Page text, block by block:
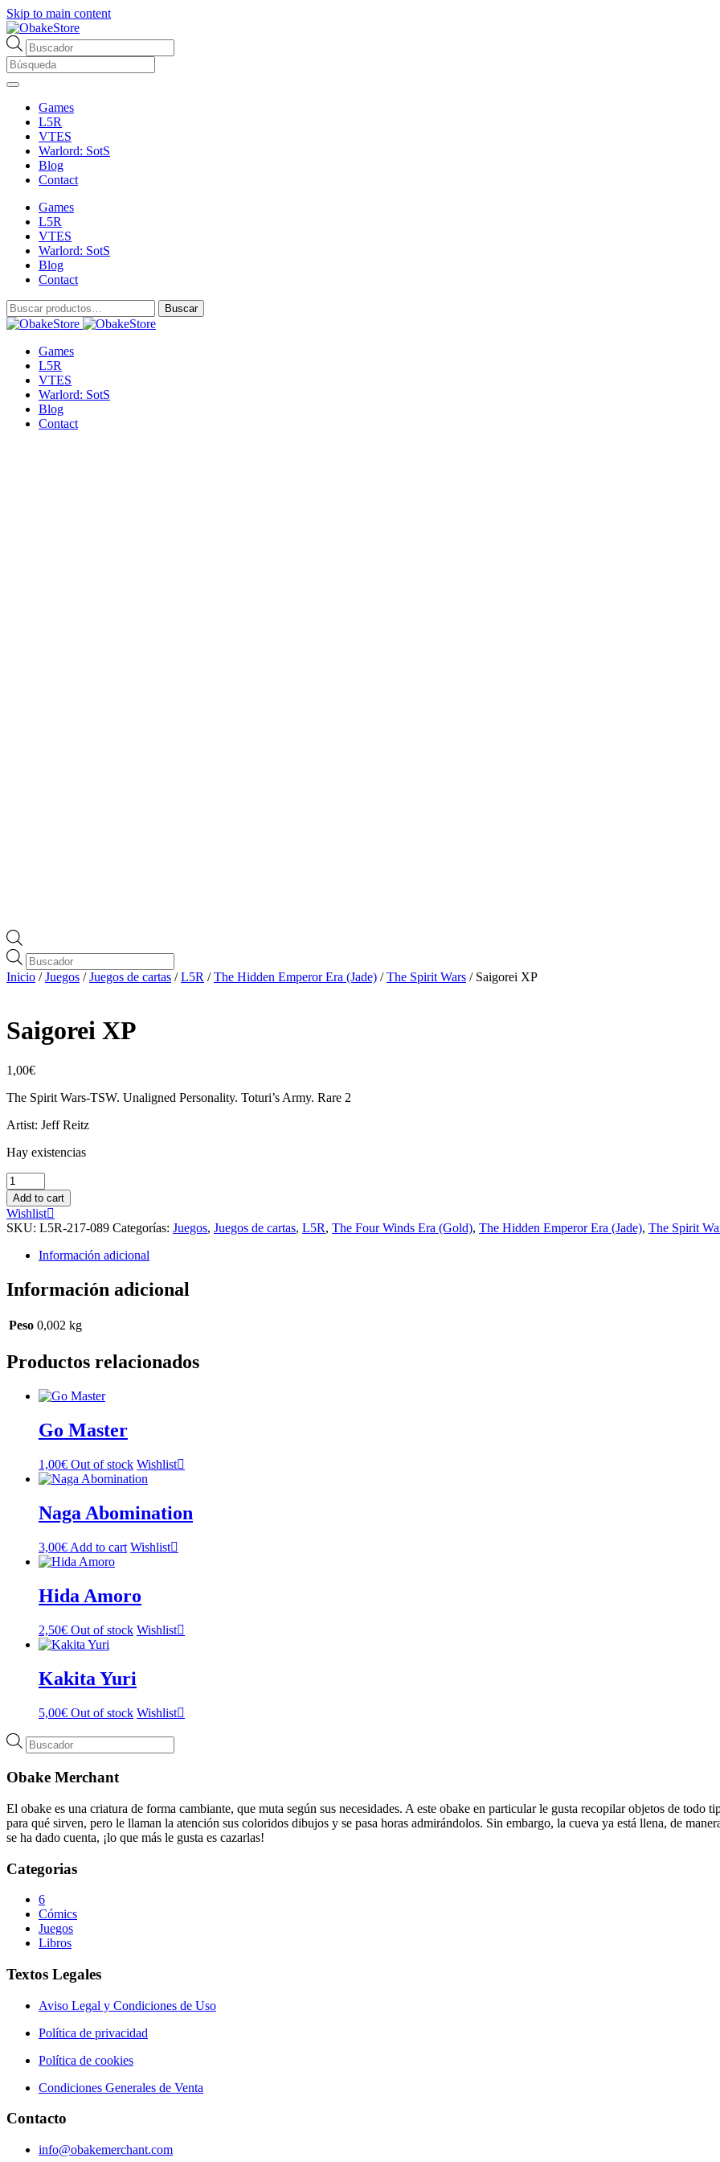
Skip to main content
Búsqueda
de
productos
Games
L5R
VTES
Warlord: SotS
Blog
Contact
Games
L5R
VTES
Warlord: SotS
Blog
Contact
Buscar
por:
Buscar
Games
L5R
VTES
Warlord: SotS
Blog
Contact
Búsqueda
de
productos
Inicio /Juegos /Juegos de cartas /L5R /The Hidden Emperor Era (Jade) /The Spirit Wars / Saigorei XP
Saigorei XP
1,00€
The Spirit Wars-TSW. Unaligned Personality. Toturi’s Army. Rare 2
Artist: Jeff Reitz
Hay existencias
Saigorei
XP
cantidad
Add to cart
Wishlist
SKU: L5R-217-089 Categorías: Juegos, Juegos de cartas, L5R, The Four Winds Era (Gold), The Hidden Emperor Era (Jade), The Spirit
Información adicional
Información adicional
Peso 0,002 kg
Productos relacionados
Go Master
1,00€ Out of stock Wishlist
Naga Abomination
3,00€ Add to cart Wishlist
Hida Amoro
2,50€ Out of stock Wishlist
Kakita Yuri
5,00€ Out of stock Wishlist
Búsqueda
de
Obake Merchant
El obake es una criatura de forma cambiante, que muta según sus necesidades. A este obake en particular le gusta recopilar objetos de todo
para qué sirven, pero le llaman la atención sus coloridos dibujos y se pasa horas admirándolos. Sin embargo, la cueva ya está llena, de
se ha dado cuenta, ¡lo que más le gusta es cazarlas!
Categorias
6
Cómics
Juegos
Libros
Textos Legales
Aviso Legal y Condiciones de Uso
Política de privacidad
Política de cookies
Condiciones Generales de Venta
Contacto
info@obakemerchant.com